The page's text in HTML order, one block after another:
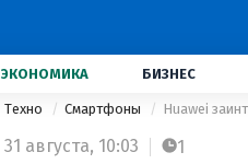
ЭКОНОМИКА БИЗНЕС
Техно Смартфоны Huawei
31 августа, 10:03 1